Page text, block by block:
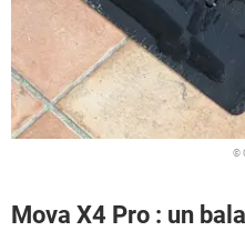
©
Mova X4 Pro : un